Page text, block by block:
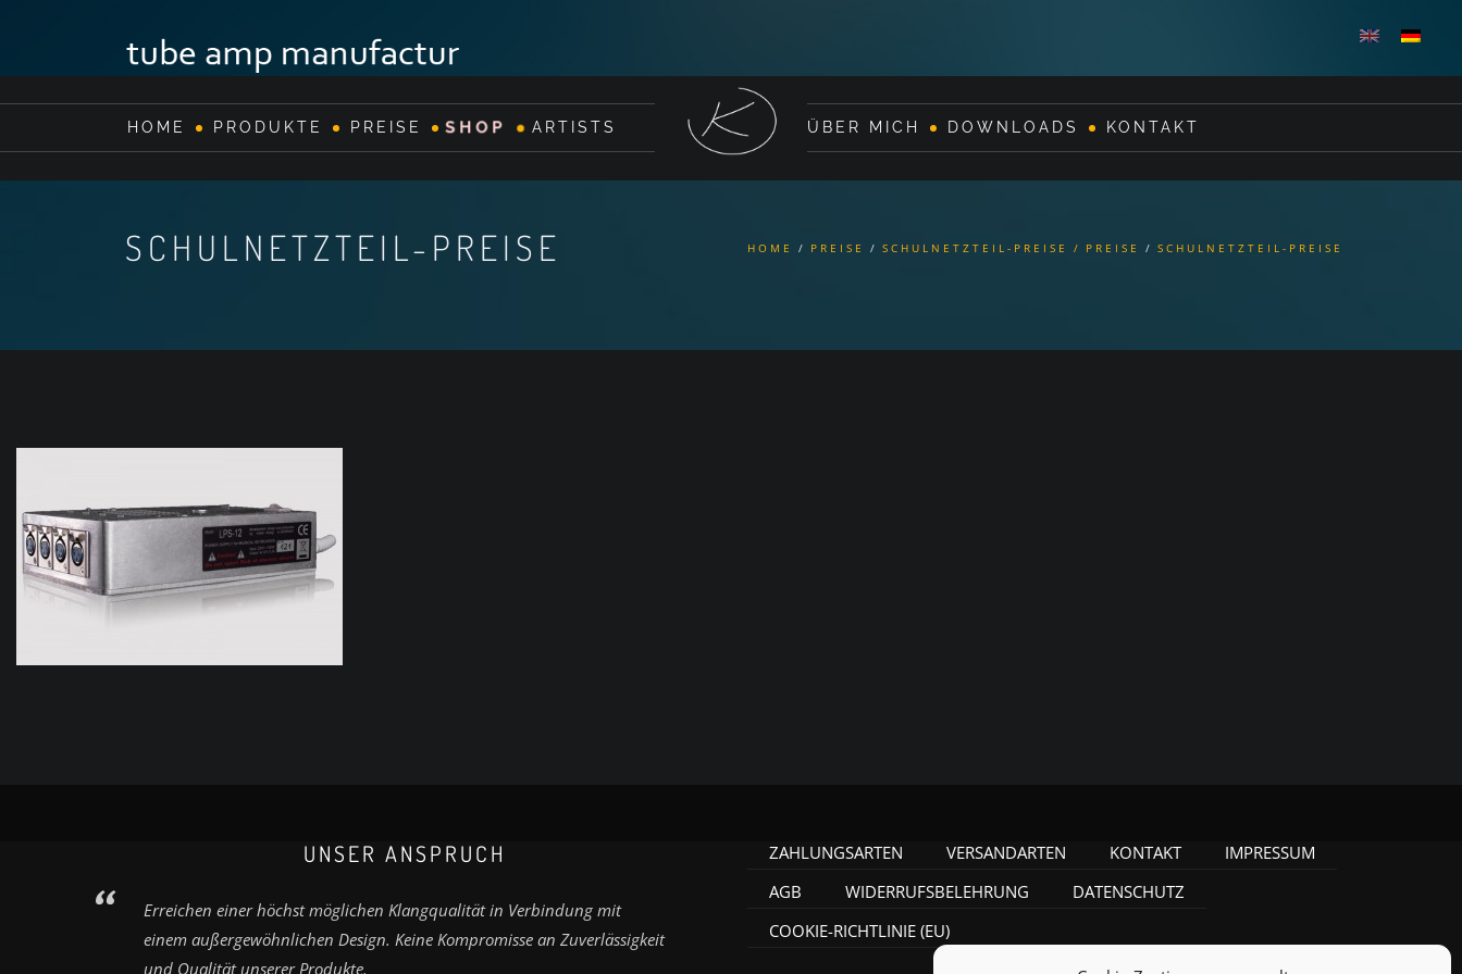
HOME PRODUKTE PREISE SHOP ARTISTS ÜBER MICH DOWNLOADS KONTAKT
SCHULNETZTEIL-PREISE HOME PREISE SCHULNETZTEIL-PREISE PREISE SCHULNETZTEIL-PREISE
UNSER ANSPRUCH
Erreichen einer höchst möglichen Klangqualität in Verbindung mit
einem außergewöhnlichen Design. Keine Kompromisse an Zuverlässigkeit
und Qualität unserer Produkte.
ZAHLUNGSARTEN VERSANDARTEN KONTAKT
IMPRESSUM
AGB
WIDERRUFSBELEHRUNG
DATENSCHUTZ
COOKIE-RICHTLINIE (EU)